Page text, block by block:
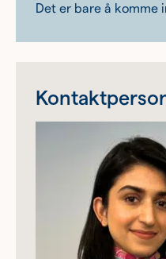
Det er bare å komme